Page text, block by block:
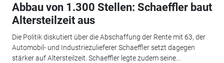
Abbau von 1.300 Stellen: Schaeffler baut
Altersteilzeit aus
Die Politik diskutiert über die Abschaffung der Rente mit 63, der
Automobil- und Industriezulieferer Schaeffler setzt dagegen
stärker auf Altersteilzeit. Schaeffler legte zudem seine...